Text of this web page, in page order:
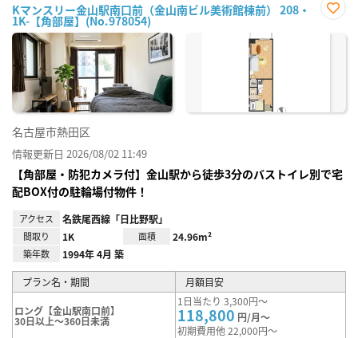
Kマンスリー金山駅南口前（金山南ビル美術館棟前） 208・
1K-【角部屋】(No.978054)
に入
名古屋市熱田区
情報更新日 2026/08/02 11:49
【角部屋・防犯カメラ付】金山駅から徒歩3分のバストイレ別で宅
配BOX付の駐輪場付物件！
アクセス 名鉄尾西線「日比野駅」
間取り 1K 面積 24.96m²
築年数 1994年 4月 築
プラン名・期間 月額目安
ロング【金山駅南口前】
30日以上～360日未満
1日当たり 3,300円～
118,800 円/月～
初期費用他 22,000円～